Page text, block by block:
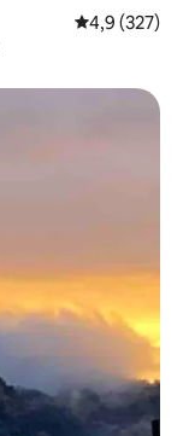
Gemiddelde
4,9 (327)